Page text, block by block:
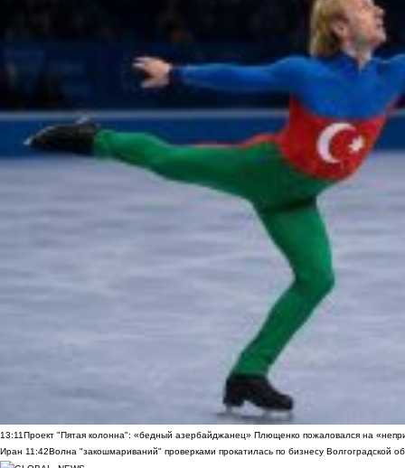
13:11Проект "Пятая колонна": «бедный азербайджанец» Плющенко пожаловался на
Иран 11:42Волна "закошмариваний" проверками прокатилась по бизнесу Волгоградской